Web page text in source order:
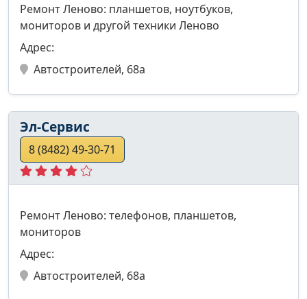
Ремонт Леново: планшетов, ноутбуков,
мониторов и другой техники Леново
Адрес:
Автостроителей, 68а
Эл-Сервис
8 (8482) 49-30-71
Ремонт Леново: телефонов, планшетов,
мониторов
Адрес:
Автостроителей, 68а